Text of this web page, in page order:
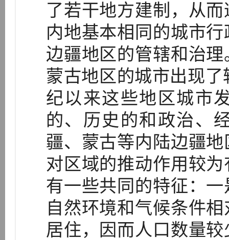
了若干地方建制，从
内地基本相同的城市
边疆地区的管辖和治
蒙古地区的城市出现
纪以来这些地区城市
的、历史的和政治、
疆、蒙古等内陆边疆
对区域的推动作用较
有一些共同的特征：
自然环境和气候条件
居住，因而人口数量